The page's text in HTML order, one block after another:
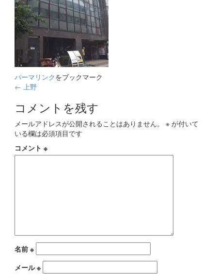
パーマリンクをブックマーク
投
稿
ナ
ビ
ゲ
← 上野
コメントを残す
メールアドレスが公開されることはありません。 ※ が付いて
いる欄は必須項目です
コメント ※
名前 ※
メール※